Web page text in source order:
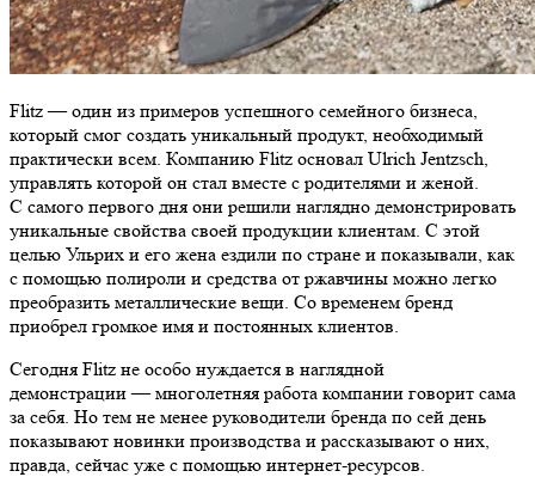
Flitz — один из примеров успешного семейного бизнеса,
который смог создать уникальный продукт, необходимый
практически всем. Компанию Flitz основал Ulrich Jentzsch,
управлять которой он стал вместе с родителями и женой.
С самого первого дня они решили наглядно демонстрировать
уникальные свойства своей продукции клиентам. С этой
целью Ульрих и его жена ездили по стране и показывали, как
с помощью полироли и средства от ржавчины можно легко
преобразить металлические вещи. Со временем бренд
приобрел громкое имя и постоянных клиентов.
Сегодня Flitz не особо нуждается в наглядной
демонстрации — многолетняя работа компании говорит сама
за себя. Но тем не менее руководители бренда по сей день
показывают новинки производства и рассказывают о них,
правда, сейчас уже с помощью интернет-ресурсов.